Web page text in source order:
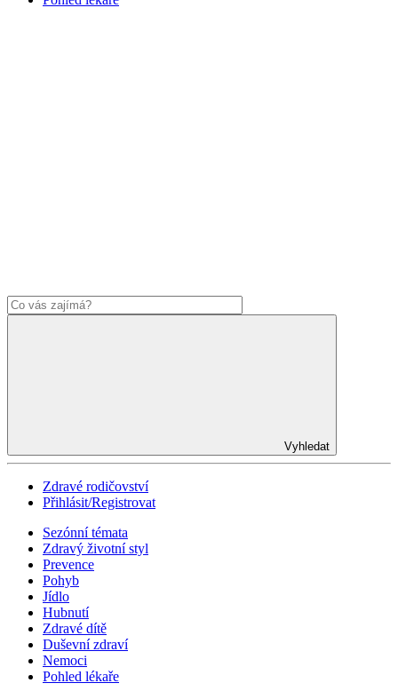
Vyhledat
Zdravé rodičovství
Přihlásit/Registrovat
Sezónní témata
Zdravý životní styl
Prevence
Pohyb
Jídlo
Hubnutí
Zdravé dítě
Duševní zdraví
Nemoci
Pohled lékaře